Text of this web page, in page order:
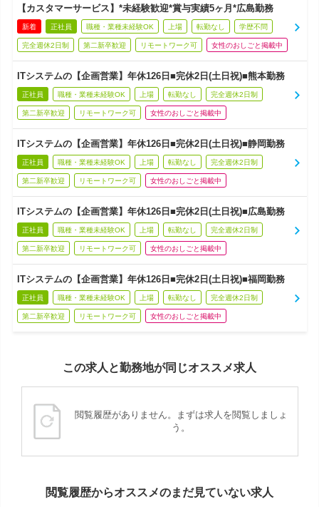
【カスタマーサービス】*未経験歓迎*賞与実績5ヶ月*広島勤務
新着 正社員 職種・業種未経験OK 上場 転勤なし 学歴不問
完全週休2日制 第二新卒歓迎 リモートワーク可 女性のおしごと掲載中
ITシステムの【企画営業】年休126日■完休2日(土日祝)■熊本勤務
正社員 職種・業種未経験OK 上場 転勤なし 完全週休2日制
第二新卒歓迎 リモートワーク可 女性のおしごと掲載中
ITシステムの【企画営業】年休126日■完休2日(土日祝)■静岡勤務
正社員 職種・業種未経験OK 上場 転勤なし 完全週休2日制
第二新卒歓迎 リモートワーク可 女性のおしごと掲載中
ITシステムの【企画営業】年休126日■完休2日(土日祝)■広島勤務
正社員 職種・業種未経験OK 上場 転勤なし 完全週休2日制
第二新卒歓迎 リモートワーク可 女性のおしごと掲載中
ITシステムの【企画営業】年休126日■完休2日(土日祝)■福岡勤務
正社員 職種・業種未経験OK 上場 転勤なし 完全週休2日制
第二新卒歓迎 リモートワーク可 女性のおしごと掲載中
この求人と勤務地が同じオススメ求人
閲覧履歴がありません。まずは求人を閲覧しましょ
う。
閲覧履歴からオススメのまだ見ていない求人